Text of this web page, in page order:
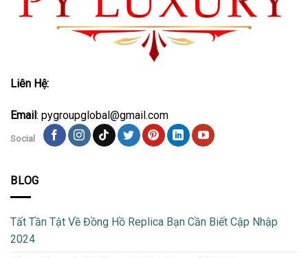
Liên Hệ:
Email: pygroupglobal@gmail.com
Social
BLOG
Tất Tần Tật Về Đồng Hồ Replica Bạn Cần Biết Cập Nhập
2024